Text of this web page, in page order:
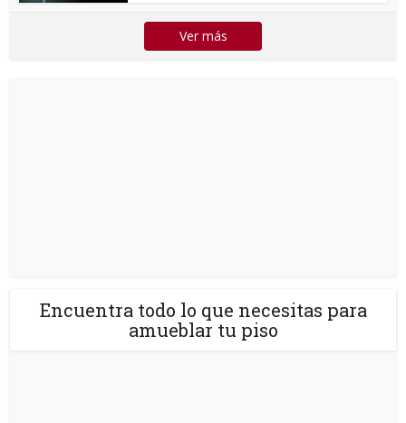
Ver más
Encuentra todo lo que necesitas para
amueblar tu piso